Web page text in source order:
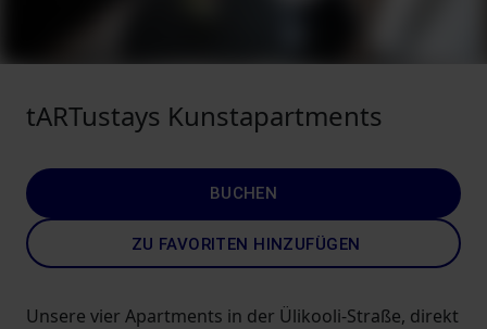
tARTustays Kunstapartments
BUCHEN
ZU FAVORITEN HINZUFÜGEN
Unsere vier Apartments in der Ülikooli-Straße, direkt